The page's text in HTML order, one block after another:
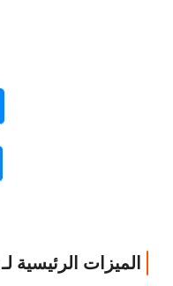
الميزات الرئيسية لـ TweakBox